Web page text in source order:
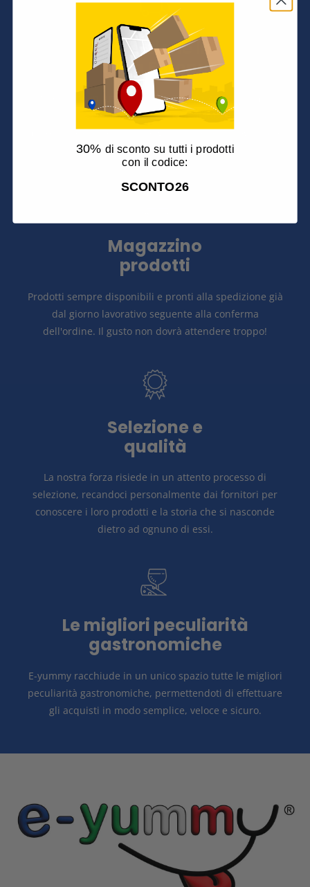
Spedizione in
tutta Europa
Spediamo in tutta Italia e in Europa con massima
attenzione alla fase di confezionamento, utilizzando
materiali ecosostenibili che garantiscono l'integrità dei
prodotti fino a destinazione.
Magazzino
prodotti
Prodotti sempre disponibili e pronti alla spedizione già
dal giorno lavorativo seguente alla conferma
dell'ordine. Il gusto non dovrà attendere troppo!
Selezione e
qualità
La nostra forza risiede in un attento processo di
selezione, recandoci personalmente dai fornitori per
conoscere i loro prodotti e la storia che si nasconde
dietro ad ognuno di essi.
Le migliori peculiarità
gastronomiche
E-yummy racchiude in un unico spazio tutte le migliori
peculiarità gastronomiche, permettendoti di effettuare
gli acquisti in modo semplice, veloce e sicuro.
30% di sconto su tutti i prodotti
con il codice:
SCONTO26